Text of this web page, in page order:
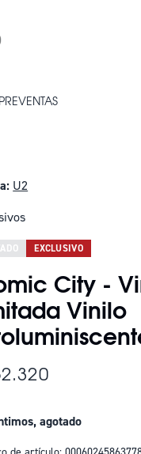
U2
EXCLUSIVO
City -
Vinilo
agotado